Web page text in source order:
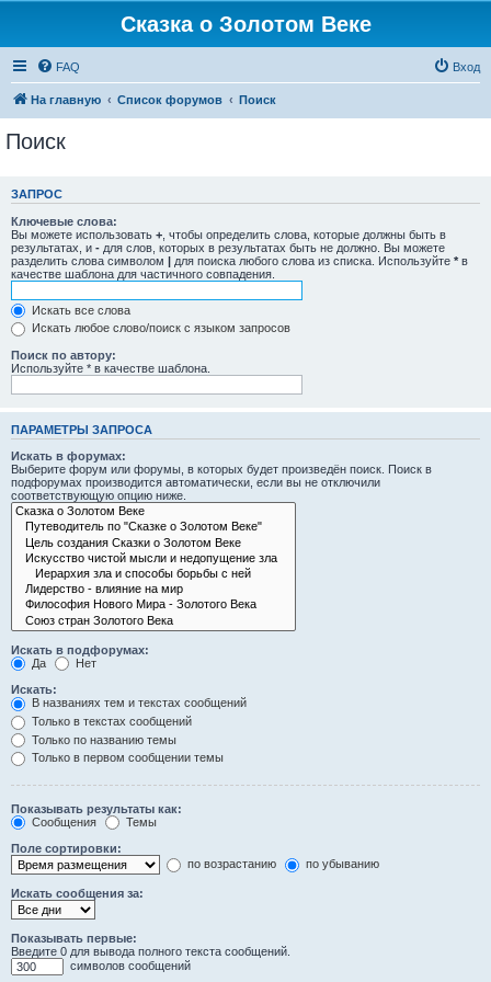
Сказка о Золотом Веке
FAQ Вход
На главную Список форумов Поиск
Поиск
ЗАПРОС
Ключевые слова:
Вы можете использовать + , чтобы определить слова, которые должны быть в
результатах, и - для слов, которых в результатах быть не должно. Вы можете
разделить слова символом | для поиска любого слова из списка. Используйте * в
качестве шаблона для частичного совпадения.
Искать все слова
Искать любое слово/поиск с языком запросов
Поиск по автору:
Используйте * в качестве шаблона.
ПАРАМЕТРЫ ЗАПРОСА
Искать в форумах:
Выберите форум или форумы, в которых будет произведён поиск. Поиск в
подфорумах производится автоматически, если вы не отключили
соответствующую опцию ниже.
Искать в подфорумах:
Да
Нет
Искать:
В названиях тем и текстах сообщений
Только в текстах сообщений
Только по названию темы
Только в первом сообщении темы
Показывать результаты как:
Сообщения
Темы
Поле сортировки:
по возрастанию
по убыванию
Искать сообщения за:
Показывать первые:
Введите 0 для вывода полного текста сообщений.
символов сообщений